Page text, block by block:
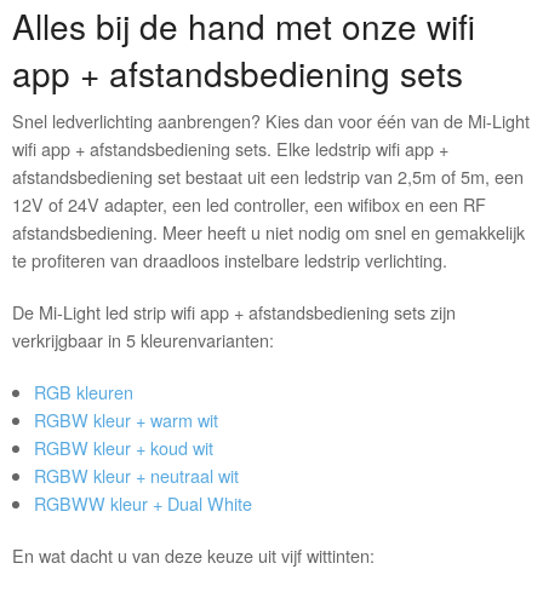
Alles bij de hand met onze wifi
app + afstandsbediening sets
Snel ledverlichting aanbrengen? Kies dan voor één van de Mi-Light
wifi app + afstandsbediening sets. Elke ledstrip wifi app +
afstandsbediening set bestaat uit een ledstrip van 2,5m of 5m, een
12V of 24V adapter, een led controller, een wifibox en een RF
afstandsbediening. Meer heeft u niet nodig om snel en gemakkelijk
te profiteren van draadloos instelbare ledstrip verlichting.
De Mi-Light led strip wifi app + afstandsbediening sets zijn
verkrijgbaar in 5 kleurenvarianten:
RGB kleuren
RGBW kleur + warm wit
RGBW kleur + koud wit
RGBW kleur + neutraal wit
RGBWW kleur + Dual White
En wat dacht u van deze keuze uit vijf wittinten: